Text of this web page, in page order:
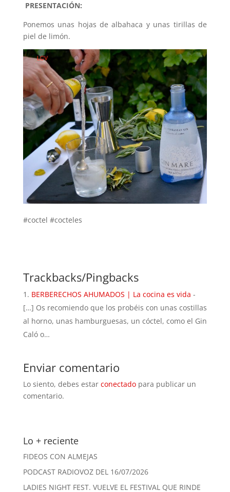
PRESENTACIÓN:
Ponemos unas hojas de albahaca y unas tirillas de
piel de limón.
#coctel #cocteles
Trackbacks/Pingbacks
BERBERECHOS AHUMADOS | La cocina es vida -
[…] Os recomiendo que los probéis con unas costillas
al horno, unas hamburguesas, un cóctel, como el Gin
Caló o…
Enviar comentario
Lo siento, debes estar conectadopara publicar un
comentario.
Lo + reciente
FIDEOS CON ALMEJAS
PODCAST RADIOVOZ DEL 16/07/2026
LADIES NIGHT FEST. VUELVE EL FESTIVAL QUE RINDE